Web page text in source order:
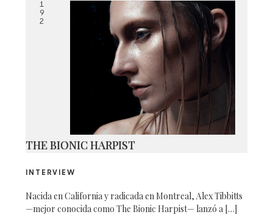
1
9
2
THE BIONIC HARPIST
INTERVIEW
Nacida en California y radicada en Montreal, Alex Tibbitts
—mejor conocida como The Bionic Harpist— lanzó a […]